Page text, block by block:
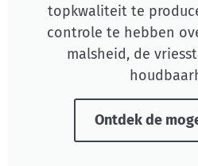
topkwaliteit te
controle te hebben
malsheid, de
Ontdek de